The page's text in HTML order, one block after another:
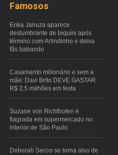
Famosos
Erika Januza aparece
deslumbrante de biquíni após
término com Arlindinho e deixa
fãs babando
Casamento milionário e sem a
mãe: Davi Brito DEVE GASTAR
R$ 2,5 milhões em festa
Suzane von Richthofen é
flagrada em supermercado no
interior de São Paulo
Deborah Secco se torna alvo de